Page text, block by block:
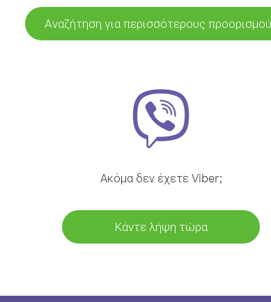
Αναζήτηση για περισσότερους
Ακόμα δεν έχετε Viber;
Κάντε λήψη τώρα